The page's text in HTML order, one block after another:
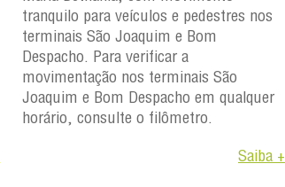
tranquilo para veículos e pedestres nos
terminais São Joaquim e Bom
Despacho. Para verificar a
movimentação nos terminais São
Joaquim e Bom Despacho em qualquer
horário, consulte o filômetro.
Saiba +